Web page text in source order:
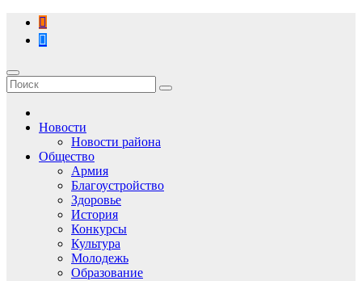
Перейти
содержимому
Новости
Новости района
Общество
Армия
Благоустройство
Здоровье
История
Конкурсы
Культура
Молодежь
Образование